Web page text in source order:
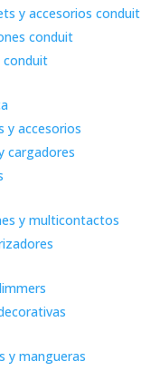
y accesorios conduit
conduit
conduit
y accesorios
cargadores
y multicontactos
y mangueras